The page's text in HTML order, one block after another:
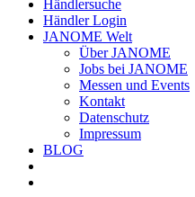
Händlersuche
Händler Login
JANOME Welt
Über JANOME
Jobs bei JANOME
Messen und Events
Kontakt
Datenschutz
Impressum
BLOG